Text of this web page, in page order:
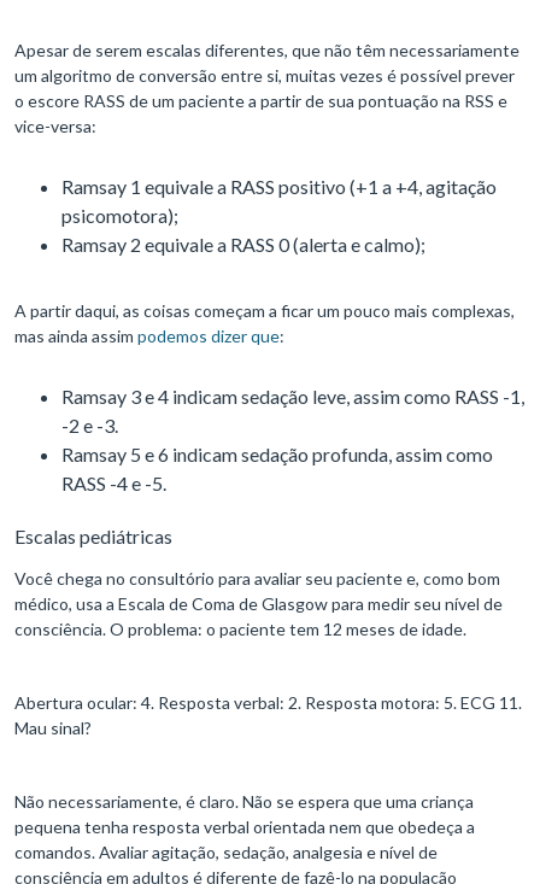
Apesar de serem escalas diferentes, que não têm necessariamente
um algoritmo de conversão entre si, muitas vezes é possível prever
o escore RASS de um paciente a partir de sua pontuação na RSS e
vice-versa:
Ramsay 1 equivale a RASS positivo (+1 a +4, agitação
psicomotora);
Ramsay 2 equivale a RASS 0 (alerta e calmo);
A partir daqui, as coisas começam a ficar um pouco mais complexas,
mas ainda assim podemos dizer que:
Ramsay 3 e 4 indicam sedação leve, assim como RASS -1,
-2 e -3.
Ramsay 5 e 6 indicam sedação profunda, assim como
RASS -4 e -5.
Escalas pediátricas
Você chega no consultório para avaliar seu paciente e, como bom
médico, usa a Escala de Coma de Glasgow para medir seu nível de
consciência. O problema: o paciente tem 12 meses de idade.
Abertura ocular: 4. Resposta verbal: 2. Resposta motora: 5. ECG 11.
Mau sinal?
Não necessariamente, é claro. Não se espera que uma criança
pequena tenha resposta verbal orientada nem que obedeça a
comandos. Avaliar agitação, sedação, analgesia e nível de
consciência em adultos é diferente de fazê-lo na população